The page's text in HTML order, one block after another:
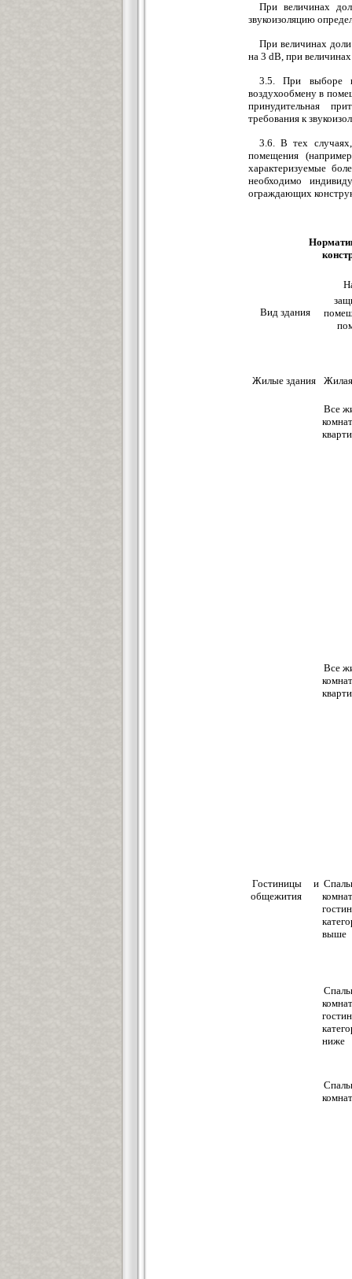
При величинах
звукоизоляцию
При величинах
на 3 dB, при
3.5. При выборе
воздухообмену в
принудительная
требования к
3.6. В тех
помещения
характеризуемые
необходимо
ограждающих
Вид здания
Жилые здания
Все
Все
Гостиницы и
общежития
выше
ниже